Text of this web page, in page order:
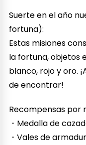
Suerte en el año
fortuna):
Estas misiones
la fortuna, objetos
blanco, rojo y oro.
de encontrar!
Recompensas por
・Medalla de
・Vales de